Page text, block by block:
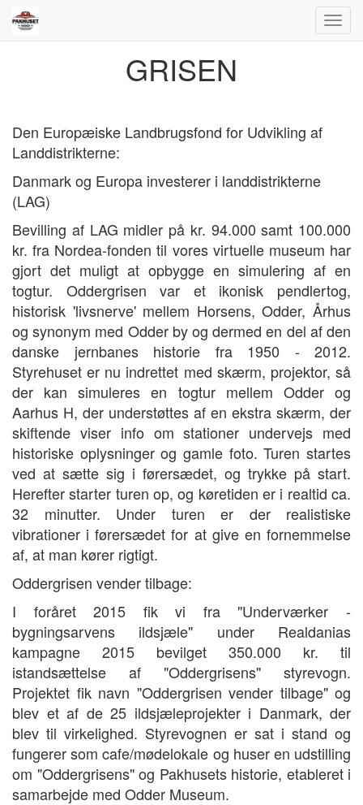
GRISEN
Den Europæiske Landbrugsfond for Udvikling af
Landdistrikterne:
Danmark og Europa investerer i landdistrikterne
(LAG)
Bevilling af LAG midler på kr. 94.000 samt 100.000
kr. fra Nordea-fonden til vores virtuelle museum har
gjort det muligt at opbygge en simulering af en
togtur. Oddergrisen var et ikonisk pendlertog,
historisk 'livsnerve' mellem Horsens, Odder, Århus
og synonym med Odder by og dermed en del af den
danske jernbanes historie fra 1950 - 2012.
Styrehuset er nu indrettet med skærm, projektor, så
der kan simuleres en togtur mellem Odder og
Aarhus H, der understøttes af en ekstra skærm, der
skiftende viser info om stationer undervejs med
historiske oplysninger og gamle foto. Turen startes
ved at sætte sig i førersædet, og trykke på start.
Herefter starter turen op, og køretiden er i realtid ca.
32 minutter. Under turen er der realistiske
vibrationer i førersædet for at give en fornemmelse
af, at man kører rigtigt.
Oddergrisen vender tilbage:
I foråret 2015 fik vi fra "Underværker -
bygningsarvens ildsjæle" under Realdanias
kampagne 2015 bevilget 350.000 kr. til
istandsættelse af "Oddergrisens" styrevogn.
Projektet fik navn "Oddergrisen vender tilbage" og
blev et af de 25 ildsjæleprojekter i Danmark, der
blev til virkelighed. Styrevognen er sat i stand og
fungerer som cafe/mødelokale og huser en udstilling
om "Oddergrisens" og Pakhusets historie, etableret i
samarbejde med Odder Museum.